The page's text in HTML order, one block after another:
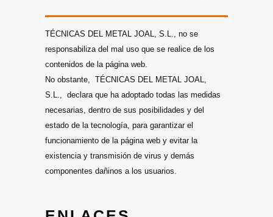
TÉCNICAS DEL METAL JOAL, S.L., no se
responsabiliza del mal uso que se realice de los
contenidos de la página web.
No obstante, TÉCNICAS DEL METAL JOAL,
S.L., declara que ha adoptado todas las medidas
necesarias, dentro de sus posibilidades y del
estado de la tecnología, para garantizar el
funcionamiento de la página web y evitar la
existencia y transmisión de virus y demás
componentes dañinos a los usuarios.